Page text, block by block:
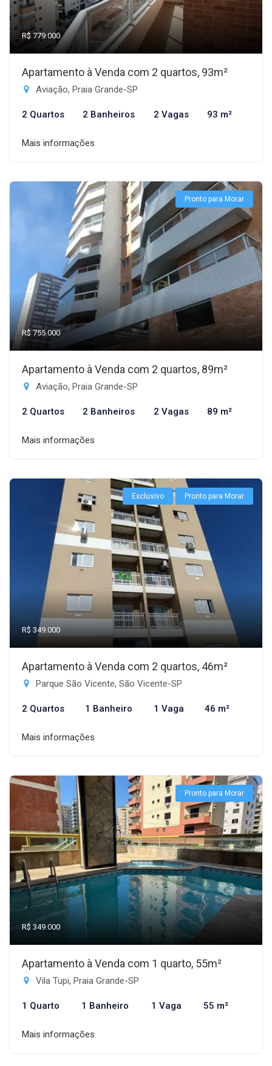
R$ 779.000
Apartamento à Venda com 2 quartos, 93m²
Aviação, Praia Grande-SP
2 Quartos 2 Banheiros 2 Vagas 93 m²
Mais informações
Pronto para Morar
R$ 755.000
Apartamento à Venda com 2 quartos, 89m²
Aviação, Praia Grande-SP
2 Quartos 2 Banheiros 2 Vagas 89 m²
Mais informações
Exclusivo Pronto para Morar
R$ 349.000
Apartamento à Venda com 2 quartos, 46m²
Parque São Vicente, São Vicente-SP
2 Quartos 1 Banheiro 1 Vaga 46 m²
Mais informações
Pronto para Morar
R$ 349.000
Apartamento à Venda com 1 quarto, 55m²
Vila Tupi, Praia Grande-SP
1 Quarto 1 Banheiro 1 Vaga 55 m²
Mais informações